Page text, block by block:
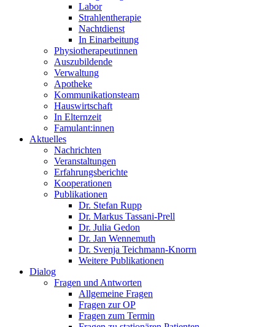
Labor
Strahlentherapie
Nachtdienst
In Einarbeitung
Physiotherapeutinnen
Auszubildende
Verwaltung
Apotheke
Kommunikationsteam
Hauswirtschaft
In Elternzeit
Famulant:innen
Aktuelles
Nachrichten
Veranstaltungen
Erfahrungsberichte
Kooperationen
Publikationen
Dr. Stefan Rupp
Dr. Markus Tassani-Prell
Dr. Julia Gedon
Dr. Jan Wennemuth
Dr. Svenja Teichmann-Knorrn
Weitere Publikationen
Dialog
Fragen und Antworten
Allgemeine Fragen
Fragen zur OP
Fragen zum Termin